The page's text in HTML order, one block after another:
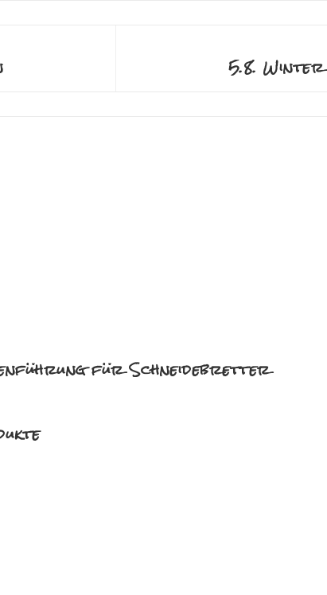
5.8.
für Schneidebretter